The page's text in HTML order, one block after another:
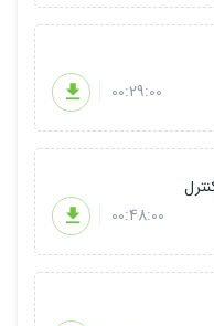
00:29:00
00:48:00